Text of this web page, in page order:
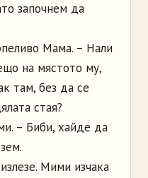
започнем да
Мама. – Нали
на мястото му,
там, без да се
стая?
– Биби, хайде да
Мими изчака